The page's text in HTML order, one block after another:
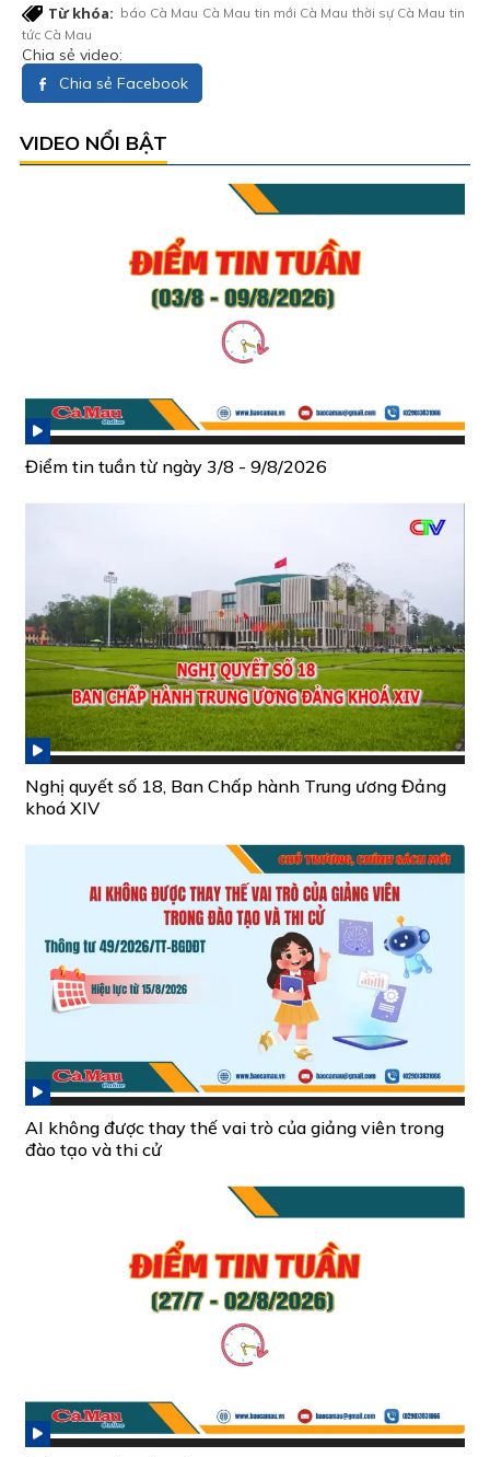
Từ khóa: báo Cà Mau Cà Mau tin mới Cà Mau thời sự Cà Mau tin
tức Cà Mau
Chia sẻ video:
Chia sẻ Facebook
VIDEO NỔI BẬT
Điểm tin tuần từ ngày 3/8 - 9/8/2026
Nghị quyết số 18, Ban Chấp hành Trung ương Đảng
khoá XIV
AI không được thay thế vai trò của giảng viên trong
đào tạo và thi cử